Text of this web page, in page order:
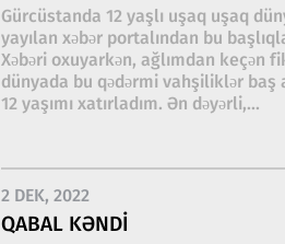
Gürcüstanda 12 yaşlı uşaq uşaq
yayılan xəbər portalından bu
Xəbəri oxuyarkən, ağlımdan keçən
dünyada bu qədərmi vahşiliklər baş
12 yaşımı xatırladım. Ən dəyərli,...
2 DEK, 2022
QABAL KƏNDI